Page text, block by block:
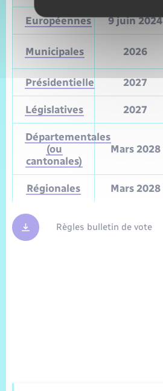
Européennes 9 juin 2024
Municipales 2026
Présidentielle 2027
Législatives 2027
Départementales
(ou
cantonales)
Mars 2028
Régionales Mars 2028
Règles bulletin de vote